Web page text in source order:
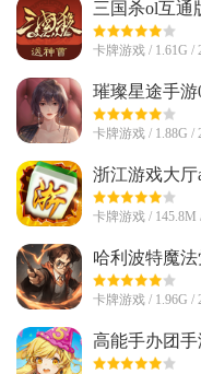
三国杀ol互通
卡牌游戏 / 1.61G /
璀璨星途手游
卡牌游戏 / 1.88G /
浙江游戏大厅
版
卡牌游戏 / 145.8M
哈利波特魔法
方版
卡牌游戏 / 1.96G /
高能手办团手